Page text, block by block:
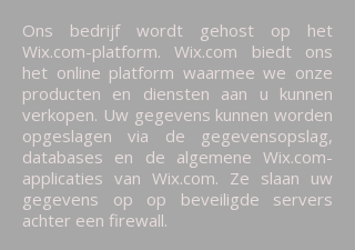
Ons bedrijf wordt gehost op het
Wix.com-platform. Wix.com biedt ons
het online platform waarmee we onze
producten en diensten aan u kunnen
verkopen. Uw gegevens kunnen worden
opgeslagen via de gegevensopslag,
databases en de algemene Wix.com-
applicaties van Wix.com. Ze slaan uw
gegevens op op beveiligde servers
achter een firewall.